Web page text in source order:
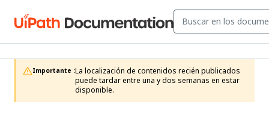
Importante :La localización de contenidos recién publicados
puede tardar entre una y dos semanas en estar
disponible.